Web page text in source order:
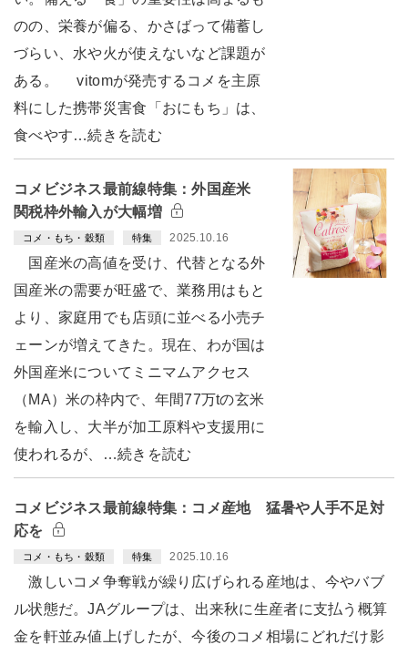
のの、栄養が偏る、かさばって備蓄し
づらい、水や火が使えないなど課題が
ある。 vitomが発売するコメを主原
料にした携帯災害食「おにもち」は、
食べやす…続きを読む
コメビジネス最前線特集：外国産米
関税枠外輸入が大幅増
コメ・もち・穀類 特集 2025.10.16
国産米の高値を受け、代替となる外
国産米の需要が旺盛で、業務用はもと
より、家庭用でも店頭に並べる小売チ
ェーンが増えてきた。現在、わが国は
外国産米についてミニマムアクセス
（MA）米の枠内で、年間77万tの玄米
を輸入し、大半が加工原料や支援用に
使われるが、…続きを読む
コメビジネス最前線特集：コメ産地 猛暑や人手不足対
応を
コメ・もち・穀類 特集 2025.10.16
激しいコメ争奪戦が繰り広げられる産地は、今やバブ
ル状態だ。JAグループは、出来秋に生産者に支払う概算
金を軒並み値上げしたが、今後のコメ相場にどれだけ影